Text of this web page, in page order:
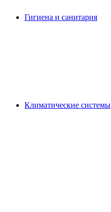
Гигиена и санитария
Климатические системы